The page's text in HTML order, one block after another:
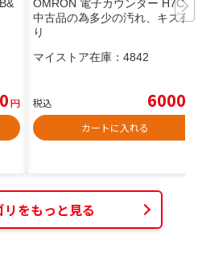
円
OMRON 電子カウンター H7CX
中古品の為多少の汚れ、キズ有
り
マイストア在庫： 4842
税込 6000
カートに入れる
リをもっと見る